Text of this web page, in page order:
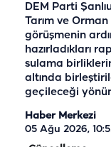
DEM Parti
Tarım ve
görüşmenin
hazırladıkları
sulama
altında
geçileceği
Haber Merkezi
05 Ağu 2026,